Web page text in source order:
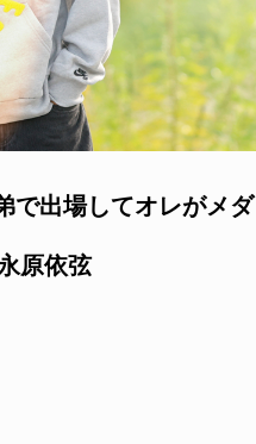
で出場してオレがメダ
原依弦